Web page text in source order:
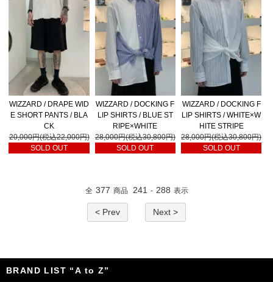
WIZZARD / DRAPE WID
E SHORT PANTS / BLA
CK
20,000円(税込22,000円)
SOLD OUT
WIZZARD / DOCKING F
LIP SHIRTS / BLUE ST
RIPE×WHITE
28,000円(税込30,800円)
SOLD OUT
WIZZARD / DOCKING F
LIP SHIRTS / WHITE×W
HITE STRIPE
28,000円(税込30,800円)
SOLD OUT
全 377 商品 241 - 288 表示
< Prev Next >
BRAND LIST “A to Z”